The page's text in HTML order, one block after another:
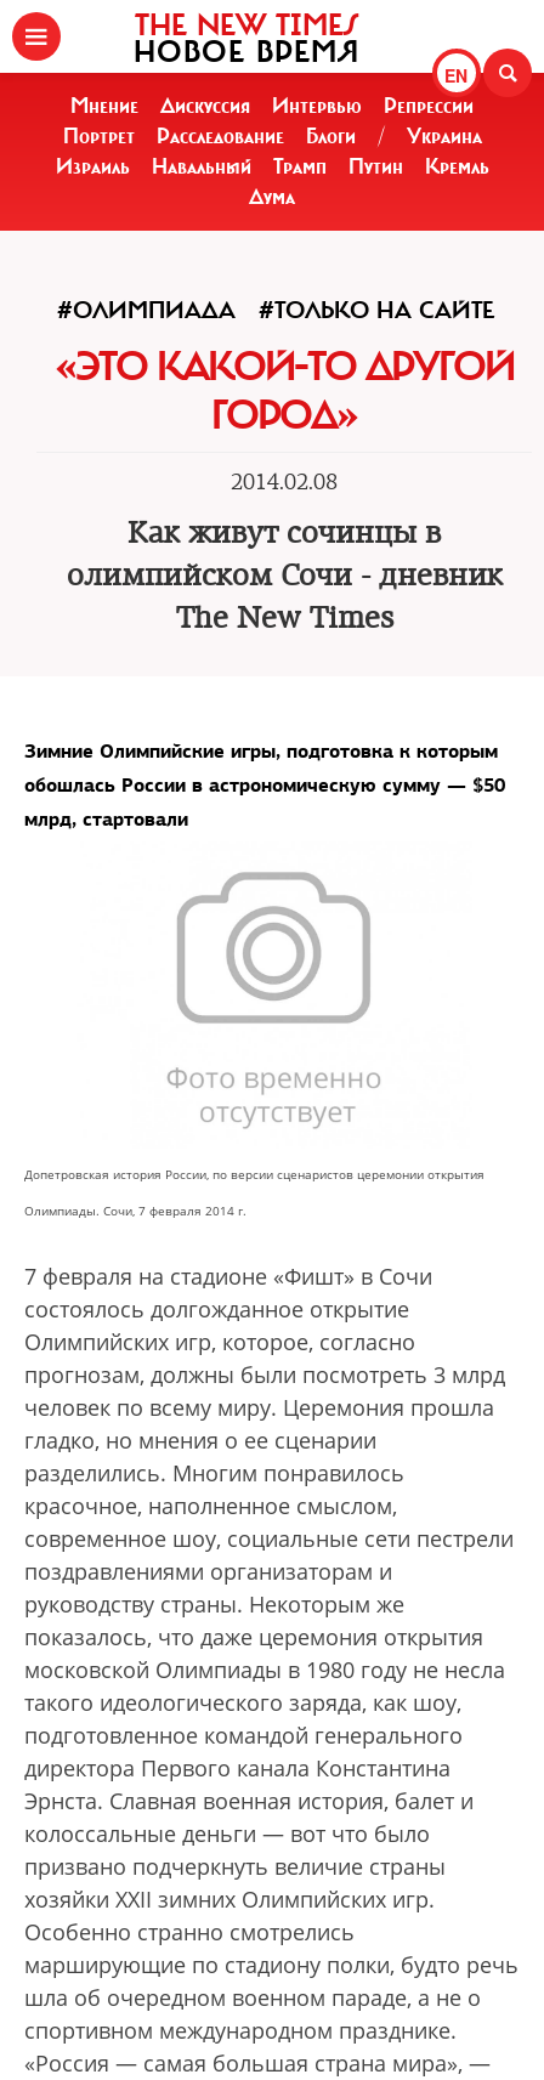
EN
THE NEW TIMES
НОВОЕ ВРЕМЯ
Мнение Дискуссия Интервью
Репрессии
Портрет
Расследование Блоги /
Украина
Израиль
Навальный Трамп Путин
Кремль
Дума
#ОЛИМПИАДА #ТОЛЬКО НА САЙТЕ
«ЭТО КАКОЙ-ТО ДРУГОЙ
ГОРОД»
2014.02.08
Как живут сочинцы в
олимпийском Сочи - дневник
The New Times
Зимние Олимпийские игры, подготовка к которым
обошлась России в астрономическую сумму — $50
млрд, стартовали
Допетровская история России, по версии сценаристов церемонии открытия
Олимпиады. Сочи, 7 февраля 2014 г.
7 февраля на стадионе «Фишт» в Сочи
состоялось долгожданное открытие
Олимпийских игр, которое, согласно
прогнозам, должны были посмотреть 3 млрд
человек по всему миру. Церемония прошла
гладко, но мнения о ее сценарии
разделились. Многим понравилось
красочное, наполненное смыслом,
современное шоу, социальные сети пестрели
поздравлениями организаторам и
руководству страны. Некоторым же
показалось, что даже церемония открытия
московской Олимпиады в 1980 году не несла
такого идеологического заряда, как шоу,
подготовленное командой генерального
директора Первого канала Константина
Эрнста. Славная военная история, балет и
колоссальные деньги — вот что было
призвано подчеркнуть величие страны
хозяйки XXII зимних Олимпийских игр.
Особенно странно смотрелись
марширующие по стадиону полки, будто речь
шла об очередном военном параде, а не о
спортивном международном празднике.
«Россия — самая большая страна мира», —